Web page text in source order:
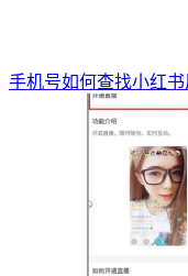
手机号如何查找小红